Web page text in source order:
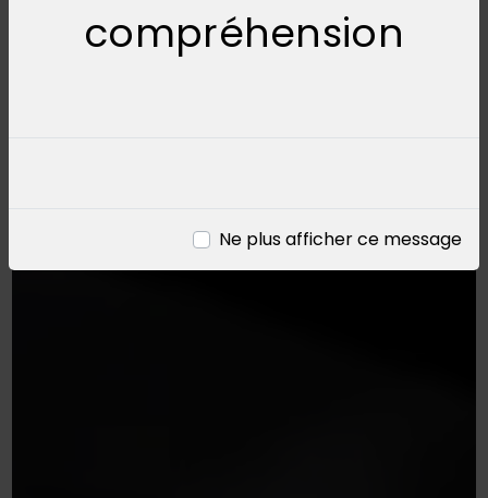
compréhension
Ne plus afficher ce message